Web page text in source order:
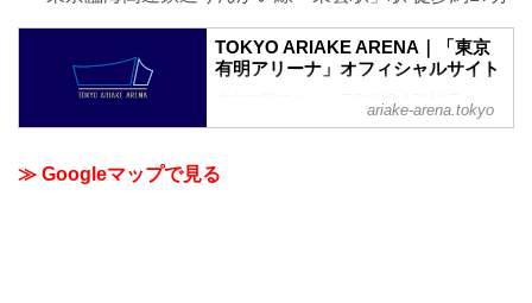
TOKYO ARIAKE ARENA｜「東京
有明アリーナ」オフィシャルサイト
東京有明アリーナ(TOKYO ARIAKE
ARENA INC.)のオフィシャルサイトで
インメントが行き交う、新たな時代の
ariake-arena.tokyo
≫ Googleマップで見る